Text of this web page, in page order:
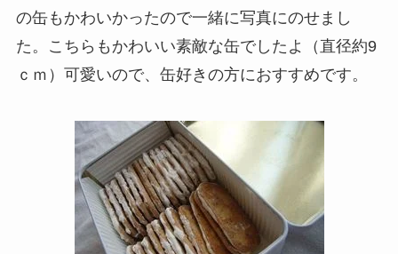
の缶もかわいかったので一緒に写真にのせまし
た。こちらもかわいい素敵な缶でしたよ（直径約9
ｃｍ）可愛いので、缶好きの方におすすめです。